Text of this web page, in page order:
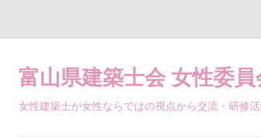
テ
ン
ツ
へ
ス
富山県建築士会 女性委員
女性建築士が女性ならではの視点から交流・研修活